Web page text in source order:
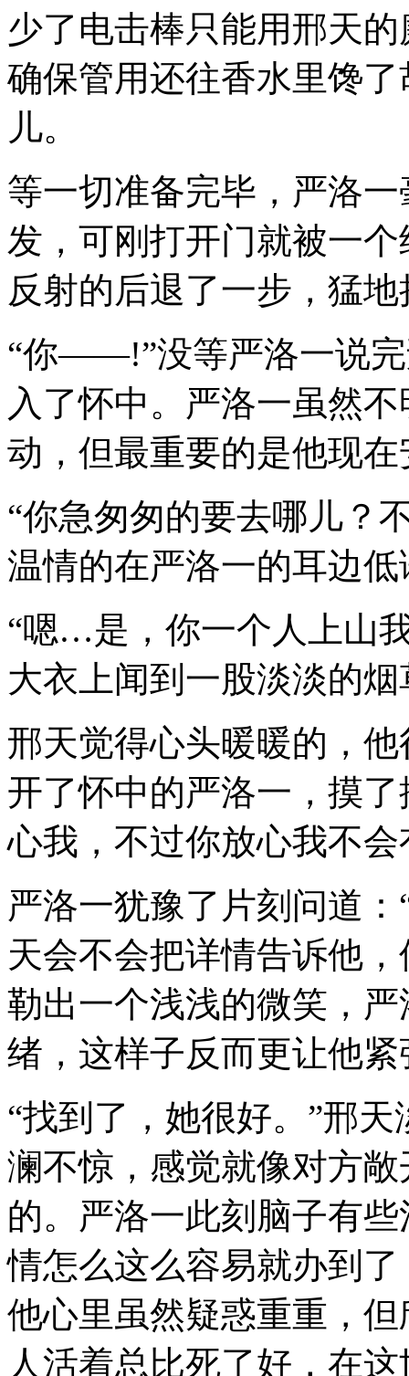
少了电击棒只能用邢天
确保管用还往香水里馋
儿。
等一切准备完毕，严洛
发，可刚打开门就被一
反射的后退了一步，猛
“你——!”没等严洛一说
入了怀中。严洛一虽然
动，但最重要的是他现
“你急匆匆的要去哪儿？
温情的在严洛一的耳边低
“嗯…是，你一个人上山
大衣上闻到一股淡淡的
邢天觉得心头暖暖的，
开了怀中的严洛一，摸
心我，不过你放心我不会
严洛一犹豫了片刻问道
天会不会把详情告诉他
勒出一个浅浅的微笑，
绪，这样子反而更让他紧
“找到了，她很好。”邢
澜不惊，感觉就像对方
的。严洛一此刻脑子有
情怎么这么容易就办到
他心里虽然疑惑重重，
人活着总比死了好，在